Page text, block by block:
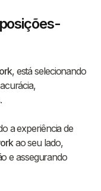
, está selecionando
a experiência de
ao seu lado,
e assegurando